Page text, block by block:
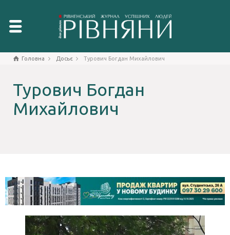
Головна Досьє Турович Богдан Михайлович
Турович Богдан
Михайлович